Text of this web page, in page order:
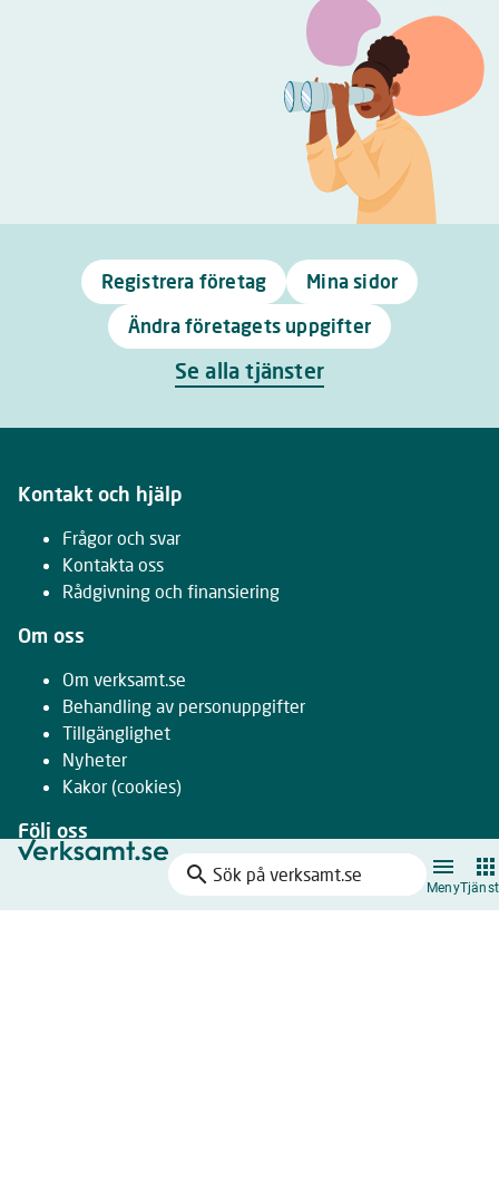
search
Sök
på
Meny
Registrera företag
Mina sidor
Ändra företagets uppgifter
Se alla tjänster
Kontakt och hjälp
Frågor och svar
Kontakta oss
Rådgivning och finansiering
Om oss
Om verksamt.se
Behandling av personuppgifter
Tillgänglighet
Nyheter
Kakor (cookies)
Följ oss
Facebook